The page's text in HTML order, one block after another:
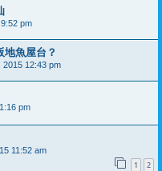
pm
地魚屋台？
2015 12:43 pm
pm
11:52 am
1 2